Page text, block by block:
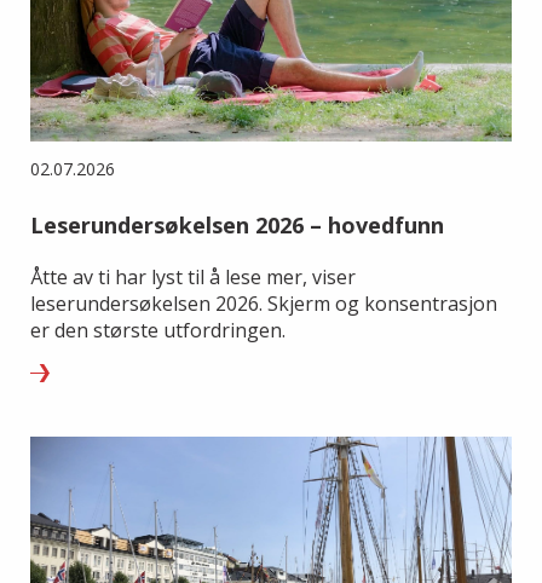
02.07.2026
Leserundersøkelsen 2026 – hovedfunn
Åtte av ti har lyst til å lese mer, viser
leserundersøkelsen 2026. Skjerm og konsentrasjon
er den største utfordringen.